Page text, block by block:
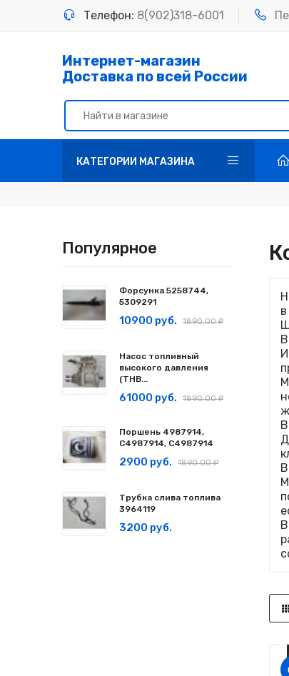
Телефон: 8(902)318-6001
Интернет-магазин
Доставка по всей России
КАТЕГОРИИ МАГАЗИНА
Популярное
Форсунка 5258744,
5309291
10900 руб. 1890.00 ₽
Насос топливный
высокого давления
(ТНВ...
61000 руб. 1890.00 ₽
Поршень 4987914,
C4987914, С4987914
2900 руб. 1890.00 ₽
Трубка слива топлива
3964119
3200 руб.